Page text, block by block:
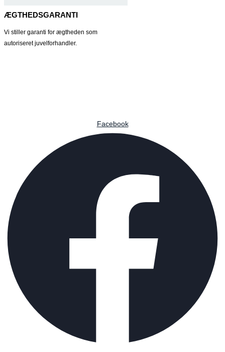
ÆGTHEDSGARANTI
Vi stiller garanti for ægtheden som
autoriseret juvelforhandler.
Facebook